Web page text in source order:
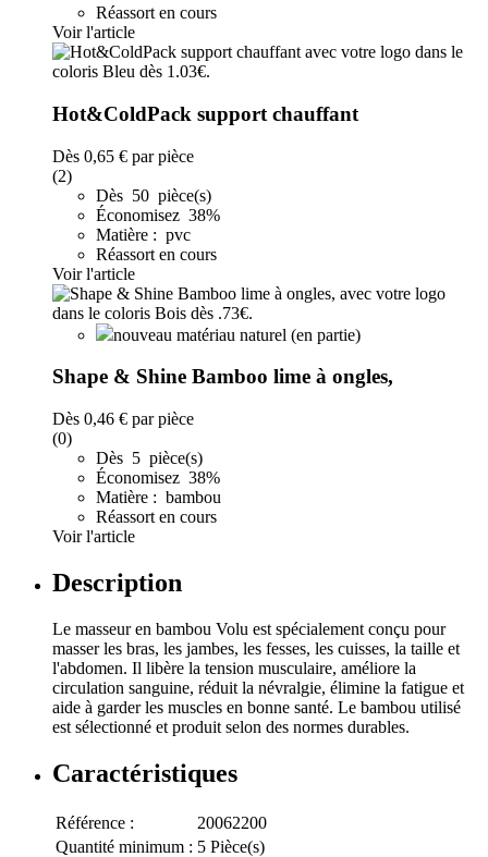
Réassort en cours
Voir l'article
Hot&ColdPack support chauffant
Dès 0,65 € par pièce
(2)
Dès 50 pièce(s)
Économisez 38%
Matière : pvc
Réassort en cours
Voir l'article
nouveau matériau naturel (en partie)
Shape & Shine Bamboo lime à ongles,
Dès 0,46 € par pièce
(0)
Dès 5 pièce(s)
Économisez 38%
Matière : bambou
Réassort en cours
Voir l'article
Description
Le masseur en bambou Volu est spécialement conçu pour
masser les bras, les jambes, les fesses, les cuisses, la taille et
l'abdomen. Il libère la tension musculaire, améliore la
circulation sanguine, réduit la névralgie, élimine la fatigue et
aide à garder les muscles en bonne santé. Le bambou utilisé
est sélectionné et produit selon des normes durables.
Caractéristiques
Référence :
20062200
Quantité minimum : 5 Pièce(s)